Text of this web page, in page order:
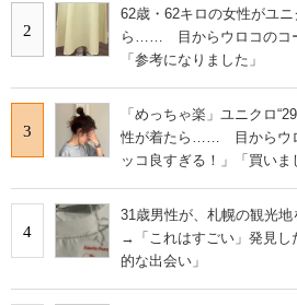
2
62歳・62キロの女性がユニ
ら…… 目からウロコのコ
「参考になりました」
3
「めっちゃ楽」ユニクロ
性が着たら…… 目からウロ
ッコ良すぎる！」「買いま
4
31歳男性が、札幌の観光
→「これはすごい」発見し
的な出会い」